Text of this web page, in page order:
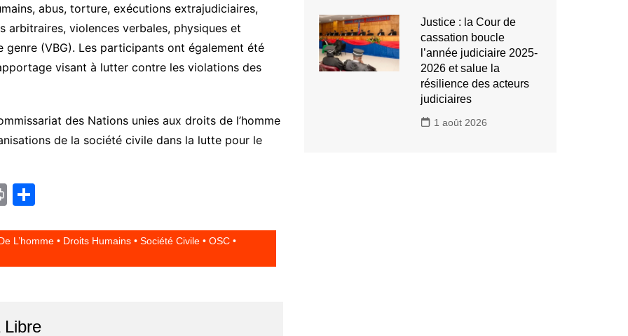
abus, torture, exécutions extrajudiciaires,
violences verbales, physiques et
genre (VBG). Les participants ont également été
visant à lutter contre les violations des
des Nations unies aux droits de l’homme
de la société civile dans la lutte pour le
Pr
t
ta
g
L’homme • Droits Humains • Société Civile • OSC •
Libre
Justice : la Cour de
cassation boucle
l’année judiciaire 2025-
2026 et salue la
résilience des acteurs
judiciaires
1 août 2026